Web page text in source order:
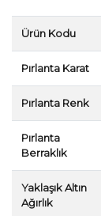
Ürün Kodu
Pırlanta Karat
Pırlanta Renk
Pırlanta
Berraklık
Yaklaşık Altın
Ağırlık